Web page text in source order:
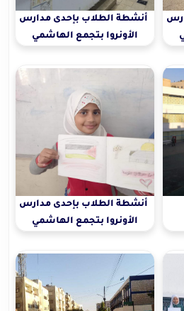
أنشطة الطلاب بإحدى مدارس
الأونروا بتجمع الهاشمي
أنشطة الطلاب بإحدى مدارس
الأونروا بتجمع الهاشمي